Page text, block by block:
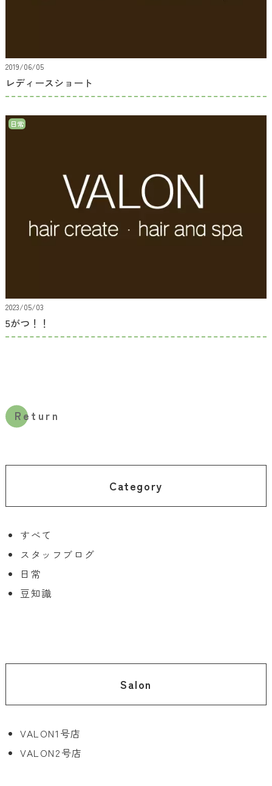
Category
すべて
スタッフブログ
日常
豆知識
Salon
VALON1号店
VALON2号店
2019/06/05
レディースショート
日常
2023/05/03
5がつ！！
Return